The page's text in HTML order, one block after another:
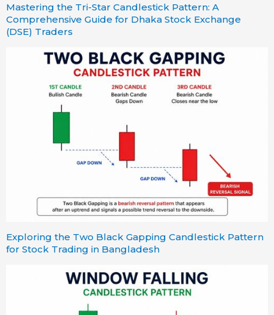
Mastering the Tri-Star Candlestick Pattern: A
Comprehensive Guide for Dhaka Stock Exchange
(DSE) Traders
Exploring the Two Black Gapping Candlestick Pattern
for Stock Trading in Bangladesh